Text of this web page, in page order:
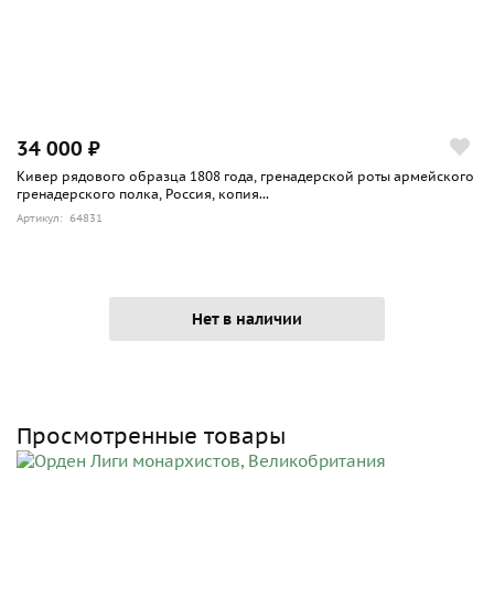
34 000 ₽
Кивер рядового образца 1808 года, гренадерской роты армейского
гренадерского полка, Россия, копия...
Артикул: 64831
Нет в наличии
Просмотренные товары